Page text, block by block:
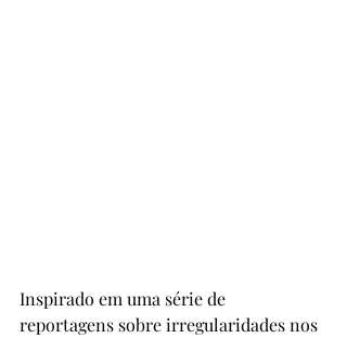
Inspirado em uma série de
reportagens sobre irregularidades nos